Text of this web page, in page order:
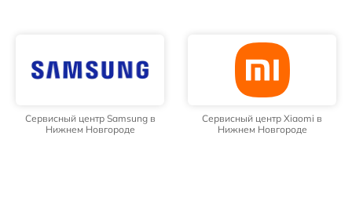
Сервисный центр Samsung в
Нижнем Новгороде
Сервисный центр Xiaomi в
Нижнем Новгороде